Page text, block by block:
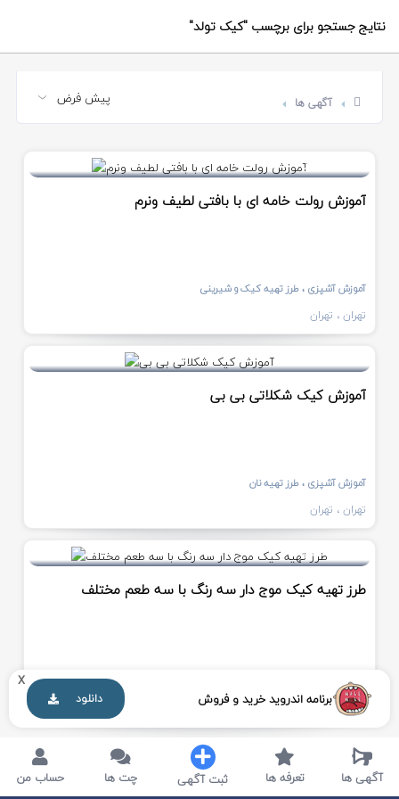
نتایج جستجو برای برچسب "کیک تولد"
آگهی ها
آموزش رولت خامه ای با بافتی لطیف ونرم
آموزش آشپزی ، طرز تهیه کیک و شیرینی
تهران، تهران
آموزش کیک شکلاتی بی بی
آموزش آشپزی ، طرز تهیه نان
تهران، تهران
طرز تهیه کیک موج دار سه رنگ با سه طعم مختلف
آموزش آشپزی
تهران، تهران
x
برنامه اندروید خرید و فروش دانلود
آگهی ها تعرفه ها ثبت آگهی چت ها حساب من